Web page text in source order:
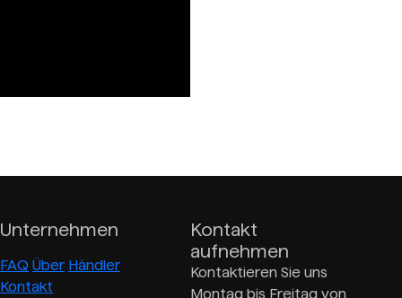
Unternehmen
FAQ Über Händler
Kontakt
Kontakt
aufnehmen
Kontaktieren Sie uns
Montag bis Freitag von